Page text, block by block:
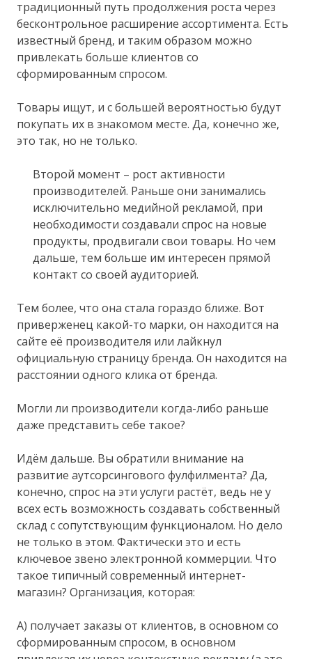
традиционный путь продолжения роста через
бесконтрольное расширение ассортимента. Есть
известный бренд, и таким образом можно
привлекать больше клиентов со
сформированным спросом.
Товары ищут, и с большей вероятностью будут
покупать их в знакомом месте. Да, конечно же,
это так, но не только.
Второй момент – рост активности
производителей. Раньше они занимались
исключительно медийной рекламой, при
необходимости создавали спрос на новые
продукты, продвигали свои товары. Но чем
дальше, тем больше им интересен прямой
контакт со своей аудиторией.
Тем более, что она стала гораздо ближе. Вот
приверженец какой-то марки, он находится на
сайте её производителя или лайкнул
официальную страницу бренда. Он находится на
расстоянии одного клика от бренда.
Могли ли производители когда-либо раньше
даже представить себе такое?
Идём дальше. Вы обратили внимание на
развитие аутсорсингового фулфилмента? Да,
конечно, спрос на эти услуги растёт, ведь не у
всех есть возможность создавать собственный
склад с сопутствующим функционалом. Но дело
не только в этом. Фактически это и есть
ключевое звено электронной коммерции. Что
такое типичный современный интернет-
магазин? Организация, которая:
А) получает заказы от клиентов, в основном со
сформированным спросом, в основном